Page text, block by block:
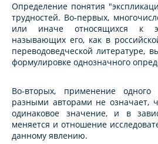
Определение понятия
трудностей. Во-первых,
или иначе относящихся к
называющих его, как в
переводоведческой литературе,
формулировке однозначного
Во-вторых, применение
разными авторами не означает,
одинаковое значение, и в
меняется и отношение
данному явлению.